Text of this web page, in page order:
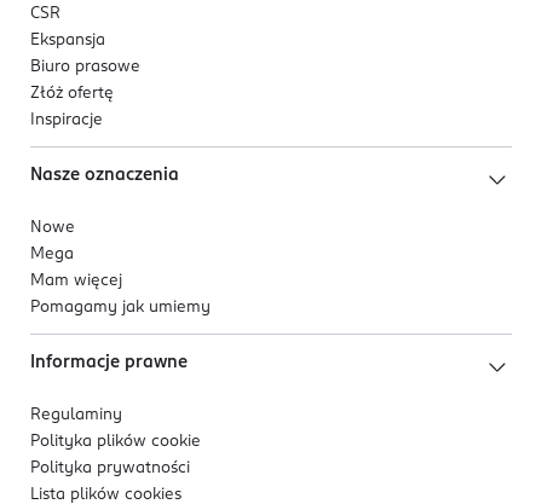
CSR
Ekspansja
Biuro prasowe
Złóż ofertę
Inspiracje
Nasze oznaczenia
Nowe
Mega
Mam więcej
Pomagamy jak umiemy
Informacje prawne
Regulaminy
Polityka plików cookie
Polityka prywatności
Lista plików cookies